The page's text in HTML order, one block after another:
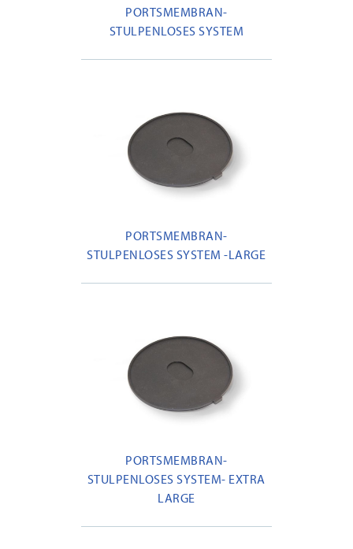
PORTSMEMBRAN-
STULPENLOSES SYSTEM
PORTSMEMBRAN-
STULPENLOSES SYSTEM -LARGE
PORTSMEMBRAN-
STULPENLOSES SYSTEM- EXTRA
LARGE